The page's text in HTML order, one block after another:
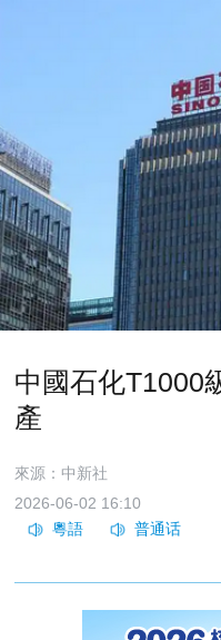
中國石化T1000
產
來源：中新社
2026-06-02 16:10